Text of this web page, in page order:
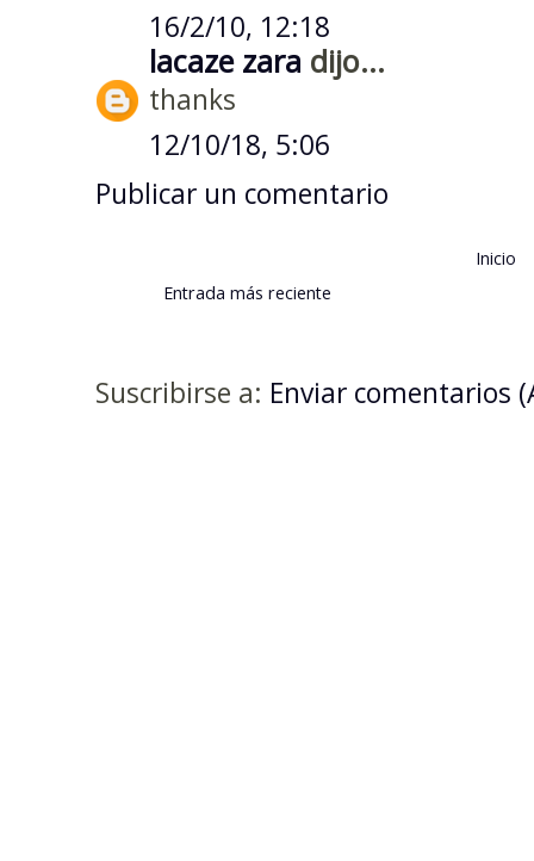
16/2/10, 12:18
lacaze zara dijo...
thanks
12/10/18, 5:06
Publicar un comentario
Entrada más reciente
Inicio
Suscribirse a: Enviar comentarios